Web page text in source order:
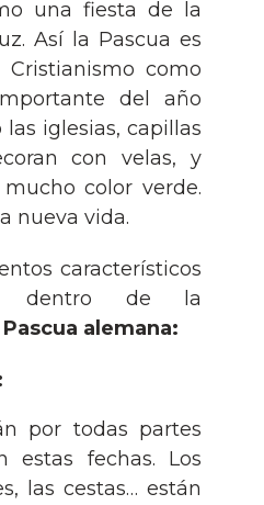
una fiesta de la
Así la Pascua es
como
del año
las iglesias, capillas
con velas, y
color verde.
nueva vida.
característicos
dentro de la
Pascua alemana:
por todas partes
estas fechas. Los
las cestas… están